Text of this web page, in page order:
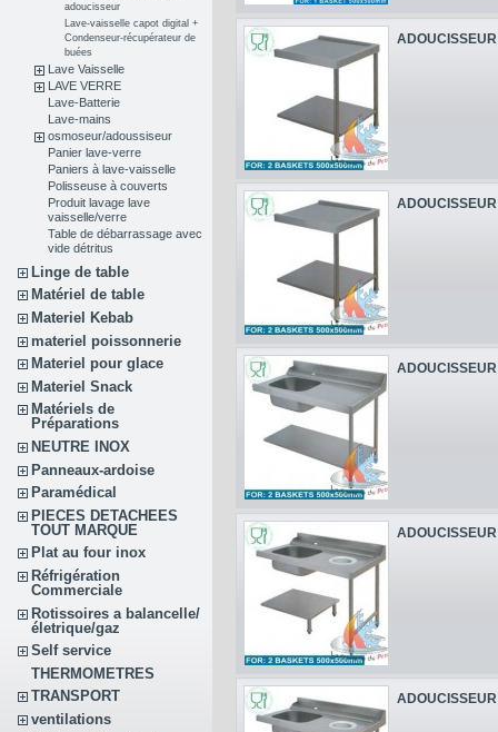
adoucisseur
Lave-vaisselle capot digital +
Condenseur-récupérateur de
buées
Lave Vaisselle
LAVE VERRE
Lave-Batterie
Lave-mains
osmoseur/adoussiseur
Panier lave-verre
Paniers à lave-vaisselle
Polisseuse à couverts
Produit lavage lave
vaisselle/verre
Table de débarrassage avec
vide détritus
Linge de table
Matériel de table
Materiel Kebab
materiel poissonnerie
Materiel pour glace
Materiel Snack
Matériels de
Préparations
NEUTRE INOX
Panneaux-ardoise
Paramédical
PIECES DETACHEES
TOUT MARQUE
Plat au four inox
Réfrigération
Commerciale
Rotissoires a balancelle/
életrique/gaz
Self service
THERMOMETRES
TRANSPORT
ventilations